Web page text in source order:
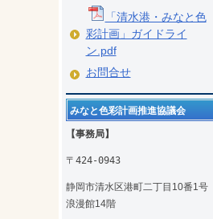
「清水港・みなと色
彩計画」ガイドライ
ン.pdf
お問合せ
みなと色彩計画推進協議会
【事務局】
〒424-0943
静岡市清水区港町二丁目10番1号
浪漫館14階